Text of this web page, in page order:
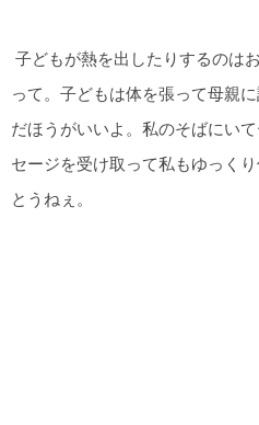
子どもが熱を出したりするのは
って。子どもは体を張って母親
だほうがいいよ。私のそばにい
セージを受け取って私もゆっく
とうねぇ。